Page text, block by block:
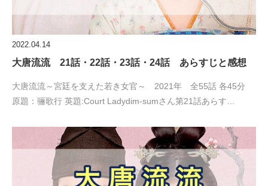
2022.04.14
大唐流流 21話・22話・23話・24話 あらすじと感想
大唐流流～宮廷を支えた若き女官～ 2021年 全55話 各45分
原題：骊歌行 英題:Court Ladydim-sumさん第21話あらす…